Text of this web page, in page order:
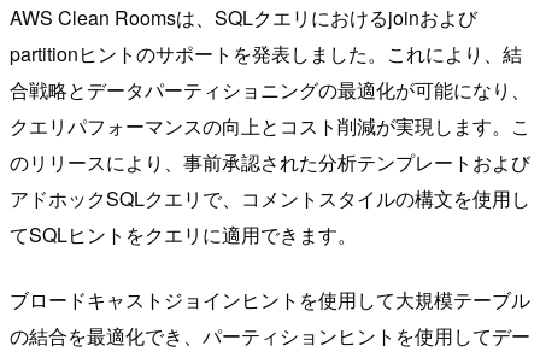
AWS Clean Roomsは、SQLクエリにおけるjoinおよび
partitionヒントのサポートを発表しました。これにより、結
合戦略とデータパーティショニングの最適化が可能になり、
クエリパフォーマンスの向上とコスト削減が実現します。こ
のリリースにより、事前承認された分析テンプレートおよび
アドホックSQLクエリで、コメントスタイルの構文を使用し
てSQLヒントをクエリに適用できます。
ブロードキャストジョインヒントを使用して大規模テーブル
の結合を最適化でき、パーティションヒントを使用してデー